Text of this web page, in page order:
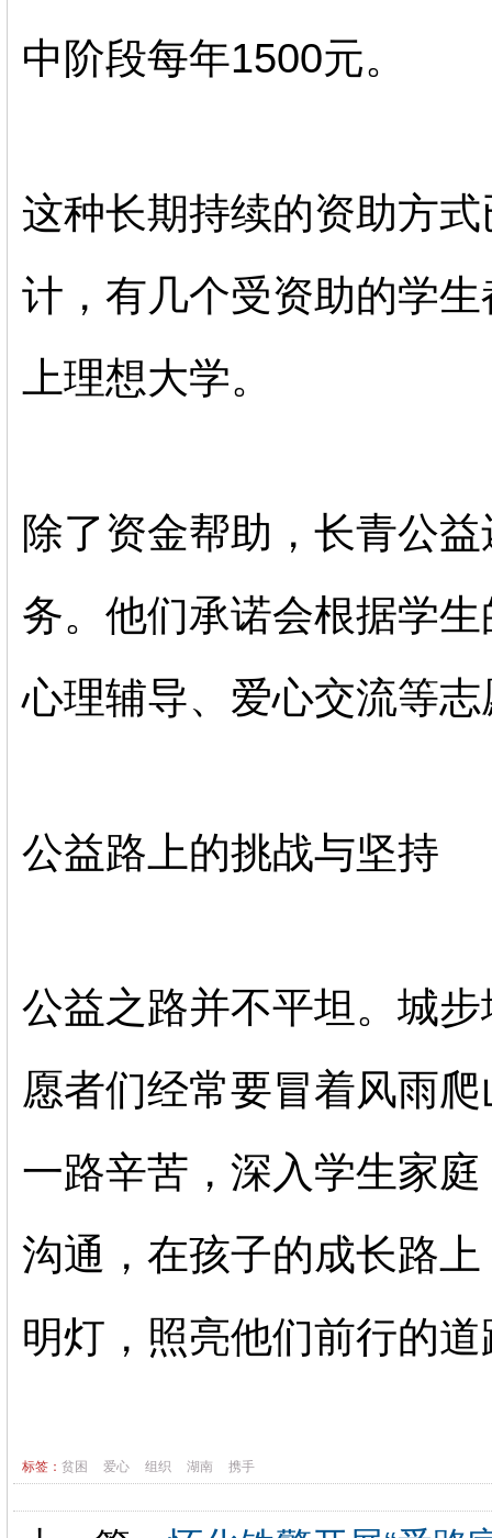
中阶段每年1500元。
这种长期持续的资助方
计，有几个受资助的学
上理想大学。
除了资金帮助，长青公
务。他们承诺会根据学
心理辅导、爱心交流等
公益路上的挑战与坚持
公益之路并不平坦。城
愿者们经常要冒着风雨
一路辛苦，深入学生家
沟通，在孩子的成长路
明灯，照亮他们前行的道
标签： 贫困 爱心 组织 湖南 携手